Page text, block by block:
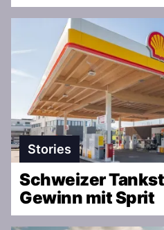
Stories
Schweizer
Gewinn mit Sprit